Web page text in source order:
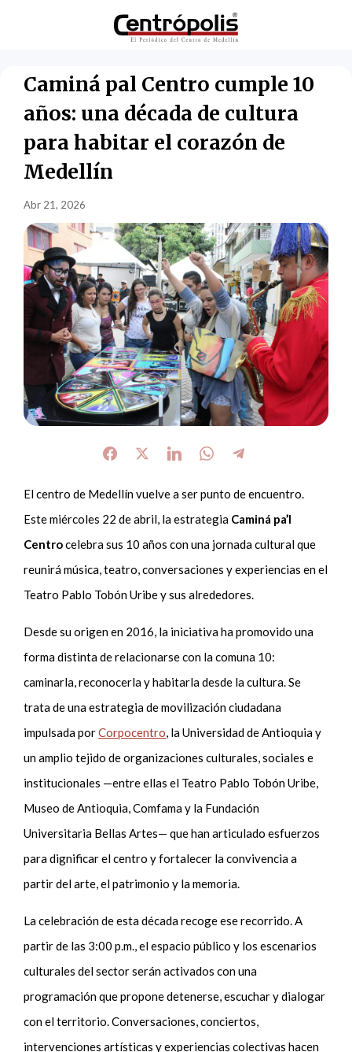
Caminá pal Centro cumple 10
años: una década de cultura
para habitar el corazón de
Medellín
Abr 21, 2026
El centro de Medellín vuelve a ser punto de encuentro.
Este miércoles 22 de abril, la estrategia Caminá pa’l
Centrocelebra sus 10 años con una jornada cultural que
reunirá música, teatro, conversaciones y experiencias en el
Teatro Pablo Tobón Uribe y sus alrededores.
Desde su origen en 2016, la iniciativa ha promovido una
forma distinta de relacionarse con la comuna 10:
caminarla, reconocerla y habitarla desde la cultura. Se
trata de una estrategia de movilización ciudadana
impulsada porCorpocentro, la Universidad de Antioquia y
un amplio tejido de organizaciones culturales, sociales e
institucionales —entre ellas el Teatro Pablo Tobón Uribe,
Museo de Antioquia, Comfama y la Fundación
Universitaria Bellas Artes— que han articulado esfuerzos
para dignificar el centro y fortalecer la convivencia a
partir del arte, el patrimonio y la memoria.
La celebración de esta década recoge ese recorrido. A
partir de las 3:00 p.m., el espacio público y los escenarios
culturales del sector serán activados con una
programación que propone detenerse, escuchar y dialogar
con el territorio. Conversaciones, conciertos,
intervenciones artísticas y experiencias colectivas hacen